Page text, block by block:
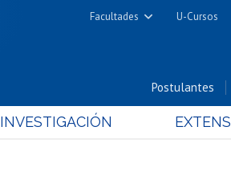
Facultades
Cs. Físicas y Matemáticas
Cs. Químicas y
U-Cursos
Postulantes
INVESTIGACIÓN